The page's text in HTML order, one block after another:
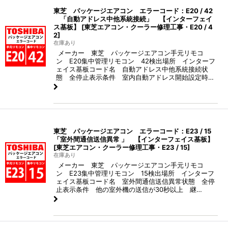
東芝 パッケージエアコン エラーコード：E20 / 42
「自動アドレス中他系統接続」 【インターフェイ
ス基板】
[東芝エアコン・クーラー修理工事・E20 / 4
2]
在庫あり
メーカー 東芝 パッケージエアコン手元リモコ
ン E20集中管理リモコン 42検出場所 インターフ
ェイス基板コード名 自動アドレス中他系統接続状
態 全停止表示条件 室内自動アドレス開始設定時…
東芝 パッケージエアコン エラーコード：E23 / 15
「室外間通信送信異常 」 【インターフェイス基板】
[東芝エアコン・クーラー修理工事・E23 / 15]
在庫あり
メーカー 東芝 パッケージエアコン手元リモコ
ン E23集中管理リモコン 15検出場所 インターフ
ェイス基板コード名 室外間通信送信異常状態 全停
止表示条件 他の室外機の送信が30秒以上 継…